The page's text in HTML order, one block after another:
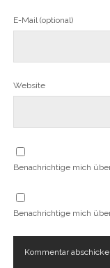
E-Mail (optional)
Website
Benachrichtige mich
Benachrichtige mich